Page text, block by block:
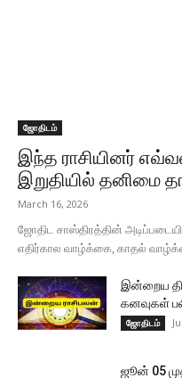
ஜோதிடம்
இந்த ராசியினர்
இறுதியில் தனிமை
March 16, 2026
ஜோதிட சாஸ்திரத்தின்
எதிர்கால வாழ்க்கை, காதல்
இன்றைய
கனவுகள்
ஜோதிடம்
ஜூன் 05